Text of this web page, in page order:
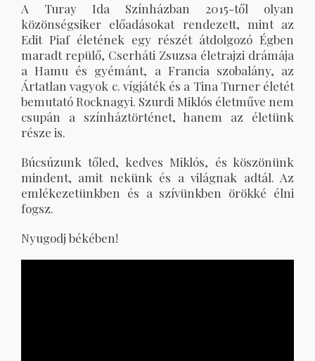
A Turay Ida Színházban 2015-től olyan
közönségsiker előadásokat rendezett, mint az
Edit Piaf életének egy részét átdolgozó Égben
maradt repülő, Cserháti Zsuzsa életrajzi drámája
a Hamu és gyémánt, a Francia szobalány, az
Ártatlan vagyok c. vígjáték és a Tina Turner életét
bemutató Rocknagyi. Szurdi Miklós életműve nem
csupán a színháztörténet, hanem az életünk
része is.
Búcsúzunk tőled, kedves Miklós, és köszönünk
mindent, amit nekünk és a világnak adtál. Az
emlékezetünkben és a szívünkben örökké élni
fogsz.
Nyugodj békében!